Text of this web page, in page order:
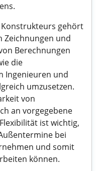
gehört
Zeichnungen und
Berechnungen
die
Ingenieuren und
umzusetzen.
von
an vorgegebene
ist wichtig,
bei
und somit
können.